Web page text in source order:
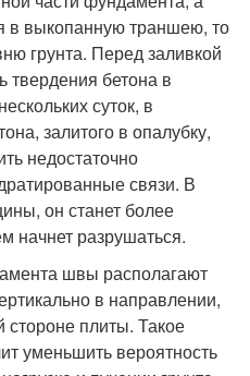
в выкопанную траншею, то
грунта. Перед заливкой
твердения бетона в
суток, в
залитого в опалубку,
недостаточно
связи. В
он станет более
начнет разрушаться.
швы располагают
в направлении,
стороне плиты. Такое
уменьшить вероятность